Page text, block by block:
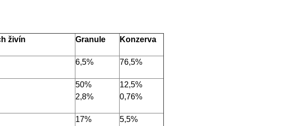
živín Granule Konzerva
6,5% 76,5%
50%
2,8%
12,5%
0,76%
17%
5,5%